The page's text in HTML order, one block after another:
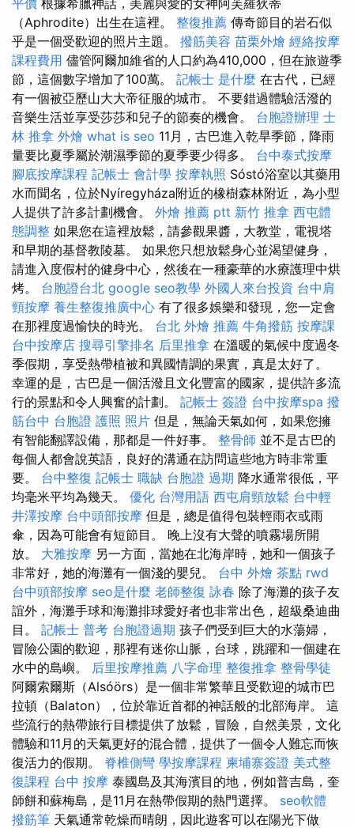
平價 根據希臘神話，美麗與愛的女神阿芙羅狄蒂
（Aphrodite）出生在這裡。 整復推薦 傳奇節目的岩石似
乎是一個受歡迎的照片主題。 撥筋美容 苗栗外燴 經絡按摩
課程費用 儘管阿爾加維省的人口約為410,000，但在旅遊季
節，這個數字增加了100萬。 記帳士 是什麼 在古代，已經
有一個被亞歷山大大帝征服的城市。 不要錯過體驗活潑的
音樂生活並享受莎莎和兒子的節奏的機會。 台胞證辦理 士
林 推拿 外燴 what is seo 11月，古巴進入乾旱季節，降雨
量要比夏季屬於潮濕季節的夏季要少得多。 台中泰式按摩
腳底按摩課程 記帳士 會計學 按摩執照 Sóstó浴室以其藥用
水而聞名，位於Nyíregyháza附近的橡樹森林附近，為小型
人提供了許多計劃機會。 外燴 推薦 ptt 新竹 推拿 西屯體
態調整 如果您在這裡放鬆，請參觀果醬，大教堂，電視塔
和早期的基督教陵墓。 如果您只想放鬆身心並渴望健身，
請進入度假村的健身中心，然後在一種豪華的水療護理中烘
烤。 台胞證台北 google seo教學 外國人來台投資 台中肩
頸按摩 養生整復推廣中心 有了很多娛樂和發現，您一定會
在那裡度過愉快的時光。 台北 外燴 推薦 牛角撥筋 按摩課
台中按摩店 搜尋引擎排名 后里推拿 在溫暖的氣候中度過冬
季假期，享受熱帶植被和異國情調的果實，真是太好了。
幸運的是，古巴是一個活潑且文化豐富的國家，提供許多流
行的景點和令人興奮的計劃。 記帳士 簽證 台中按摩spa 撥
筋台中 台胞證 護照 照片 但是，無論天氣如何，如果您擁
有智能翻譯設備，那都是一件好事。 整骨師 並不是古巴的
每個人都會說英語，良好的溝通在訪問這些地方時非常重
要。 台中整復 記帳士 職缺 台胞證 過期 降水通常很低，平
均毫米平均為幾天。 優化 台灣用語 西屯肩頸放鬆 台中輕
井澤按摩 台中頭部按摩 但是，總是值得包裝輕雨衣或雨
傘，因為可能會有短節目。 晚上沒有大聲的​​噴霧場所開
放。 大雅按摩 另一方面，當她在北海岸時，她和一個孩子
非常好，她的海灘有一個淺的嬰兒。 台中 外燴 茶點 rwd
台中頭部按摩 seo是什麼 老師整復 詠春 除了海灘的孩子友
誼外，海灘手球和海灘排球愛好者也非常出色，超級桑迪曲
目。 記帳士 普考 台胞證過期 孩子們受到巨大的水蕩婦，
冒險公園的歡迎，那裡有迷你山脈，台球，跳躍和一個建在
水中的島嶼。 后里按摩推薦 八字命理 整復推拿 整骨學徒
阿爾索爾斯（Alsóörs）是一個非常繁華且受歡迎的城市巴
拉頓（Balaton），位於靠近首都的神話般的北部海岸。 這
些流行的熱帶旅行目標提供了放鬆，冒險，自然美景，文化
體驗和11月的天氣更好的混合體，提供了一個令人難忘而恢
復活力的假期。 脊椎側彎 學按摩課程 柬埔寨簽證 美式整
復課程 台中 按摩 泰國島及其海濱目的地，例如普吉島，奎
師餅和蘇梅島，是11月在熱帶假期的熱門選擇。 seo軟體
撥筋筆 天氣通常乾燥而晴朗，因此遊客可以在陽光下做